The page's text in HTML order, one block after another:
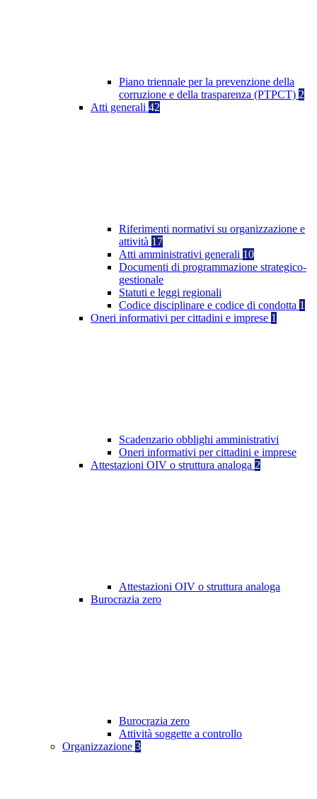
Piano triennale per la prevenzione della
corruzione e della trasparenza (PTPCT) 2
Atti generali 42
Riferimenti normativi su organizzazione e
attività 17
Atti amministrativi generali 10
Documenti di programmazione strategico-
gestionale
Statuti e leggi regionali
Codice disciplinare e codice di condotta 1
Oneri informativi per cittadini e imprese 1
Scadenzario obblighi amministrativi
Oneri informativi per cittadini e imprese
Attestazioni OIV o struttura analoga 2
Attestazioni OIV o struttura analoga
Burocrazia zero
Burocrazia zero
Attività soggette a controllo
Organizzazione 3